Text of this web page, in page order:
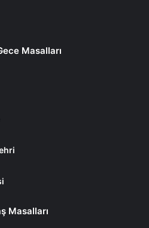
Masalları
Masalları